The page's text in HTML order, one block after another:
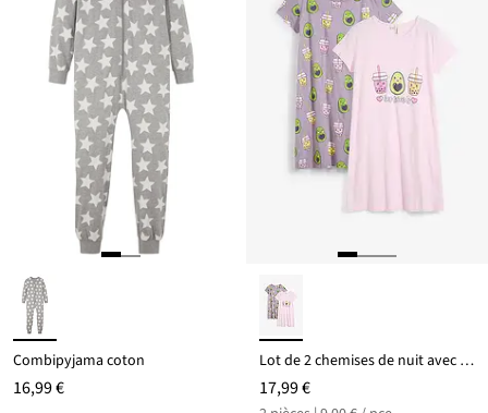
Combipyjama coton
16,99 €
Lot de 2 chemises de nuit avec coton
17,99 €